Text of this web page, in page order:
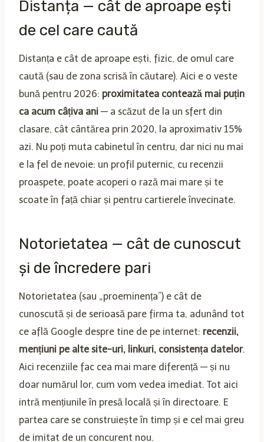
Distanța — cât de aproape ești
de cel care caută
Distanța e cât de aproape ești, fizic, de omul care
caută (sau de zona scrisă în căutare). Aici e o veste
bună pentru 2026: proximitatea contează mai puțin
ca acum câțiva ani — a scăzut de la un sfert din
clasare, cât cântărea prin 2020, la aproximativ 15%
azi. Nu poți muta cabinetul în centru, dar nici nu mai
e la fel de nevoie: un profil puternic, cu recenzii
proaspete, poate acoperi o rază mai mare și te
scoate în față chiar și pentru cartierele învecinate.
Notorietatea — cât de cunoscut
și de încredere pari
Notorietatea (sau „proeminența”) e cât de
cunoscută și de serioasă pare firma ta, adunând tot
ce află Google despre tine de pe internet: recenzii,
mențiuni pe alte site-uri, linkuri, consistența datelor.
Aici recenziile fac cea mai mare diferență — și nu
doar numărul lor, cum vom vedea imediat. Tot aici
intră mențiunile în presă locală și în directoare. E
partea care se construiește în timp și e cel mai greu
de imitat de un concurent nou.